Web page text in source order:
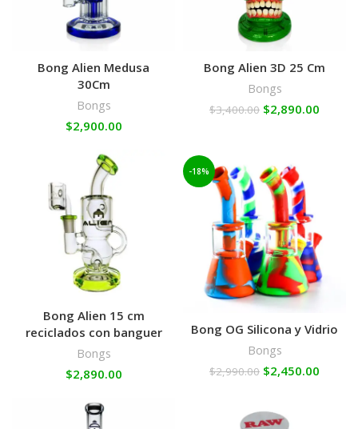
Bong Alien Medusa
30Cm
Bongs
$2,900.00
Bong Alien 3D 25 Cm
Bongs
$3,400.00 $2,890.00
Bong Alien 15 cm
reciclados con banguer
Bongs
$2,890.00
-18%
Bong OG Silicona y Vidrio
Bongs
$2,990.00 $2,450.00